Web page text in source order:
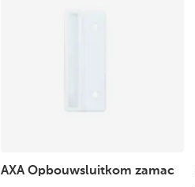
AXA Opbouwsluitkom zamac